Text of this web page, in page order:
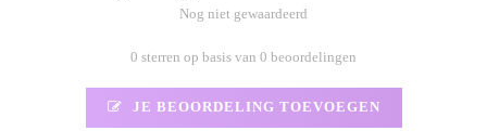
Nog niet gewaardeerd
0 sterren op basis van 0 beoordelingen
JE BEOORDELING TOEVOEGEN